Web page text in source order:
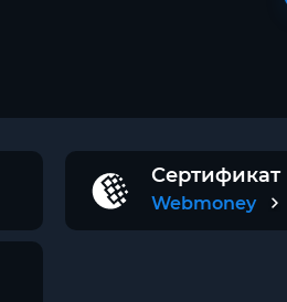
Сертификат
Webmoney